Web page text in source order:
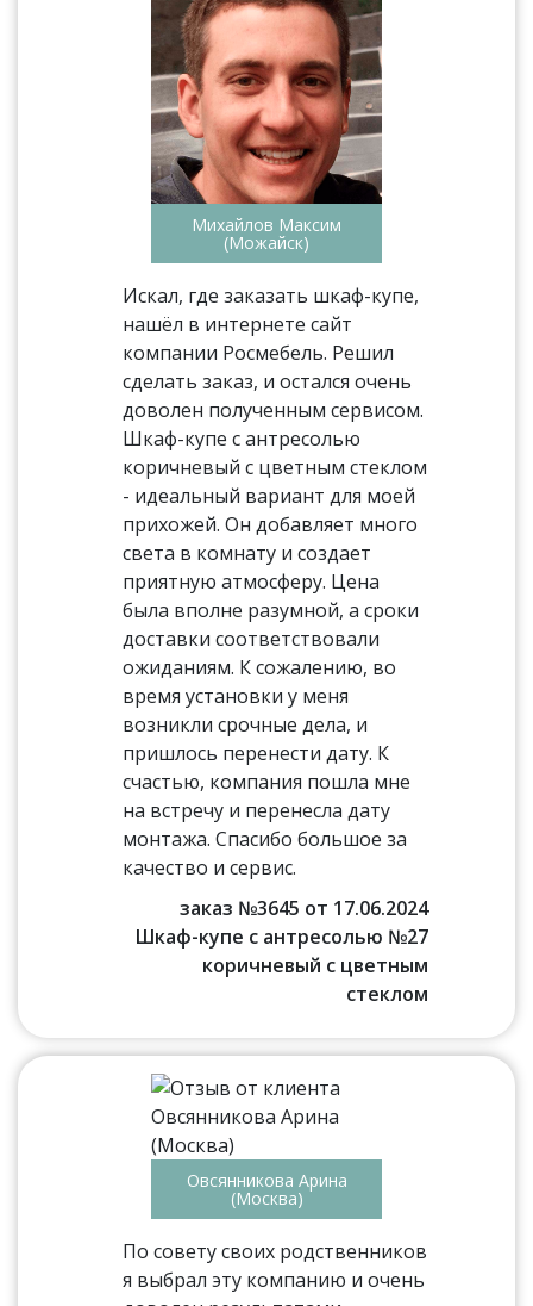
Михайлов Максим
(Можайск)
Искал, где заказать шкаф-купе,
нашёл в интернете сайт
компании Росмебель. Решил
сделать заказ, и остался очень
доволен полученным сервисом.
Шкаф-купе с антресолью
коричневый с цветным стеклом
- идеальный вариант для моей
прихожей. Он добавляет много
света в комнату и создает
приятную атмосферу. Цена
была вполне разумной, а сроки
доставки соответствовали
ожиданиям. К сожалению, во
время установки у меня
возникли срочные дела, и
пришлось перенести дату. К
счастью, компания пошла мне
на встречу и перенесла дату
монтажа. Спасибо большое за
качество и сервис.
заказ №3645 от 17.06.2024
Шкаф-купе с антресолью №27
коричневый с цветным
стеклом
Овсянникова Арина
(Москва)
По совету своих родственников
я выбрал эту компанию и очень